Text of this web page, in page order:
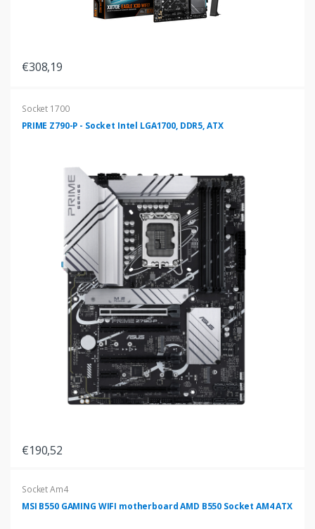
€308,19
Socket 1700
PRIME Z790-P - Socket Intel LGA1700, DDR5, ATX
€190,52
Socket Am4
MSI B550 GAMING WIFI motherboard AMD B550 Socket AM4 ATX